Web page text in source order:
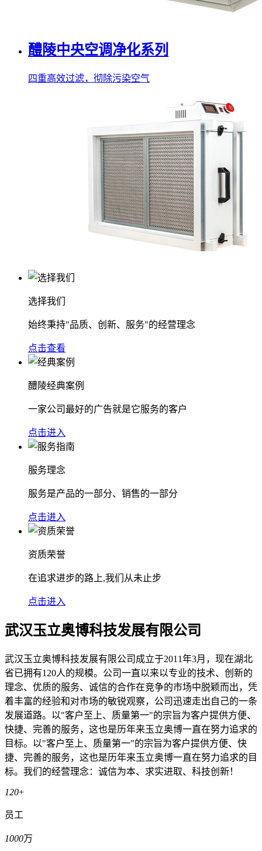
醴陵中央空调净化系列
四重高效过滤，彻除污染空气
选择我们
始终秉持"品质、创新、服务"的经营理念
点击查看
醴陵经典案例
一家公司最好的广告就是它服务的客户
点击进入
服务理念
服务是产品的一部分、销售的一部分
点击进入
资质荣誉
在追求进步的路上,我们从未止步
点击进入
武汉玉立奥博科技发展有限公司
武汉玉立奥博科技发展有限公司成立于2011年3月，现在湖北
省已拥有120人的规模。公司一直以来以专业的技术、创新的
理念、优质的服务、诚信的合作在竞争的市场中脱颖而出，凭
着丰富的经验和对市场的敏锐观察，公司迅速走出自己的一条
发展道路。以"客户至上、质量第一"的宗旨为客户提供方便、
快捷、完善的服务，这也是历年来玉立奥博一直在努力追求的
目标。以"客户至上、质量第一"的宗旨为客户提供方便、快
捷、完善的服务，这也是历年来玉立奥博一直在努力追求的目
标。我们的经营理念：诚信为本、求实进取、科技创新！
120+
员工
1000万